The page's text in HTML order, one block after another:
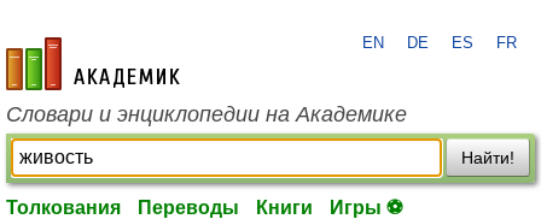
academic.ru
EN DE ES FR
Словари и энциклопедии на Академике
Найти!
Толкования Переводы Книги Игры ⚽